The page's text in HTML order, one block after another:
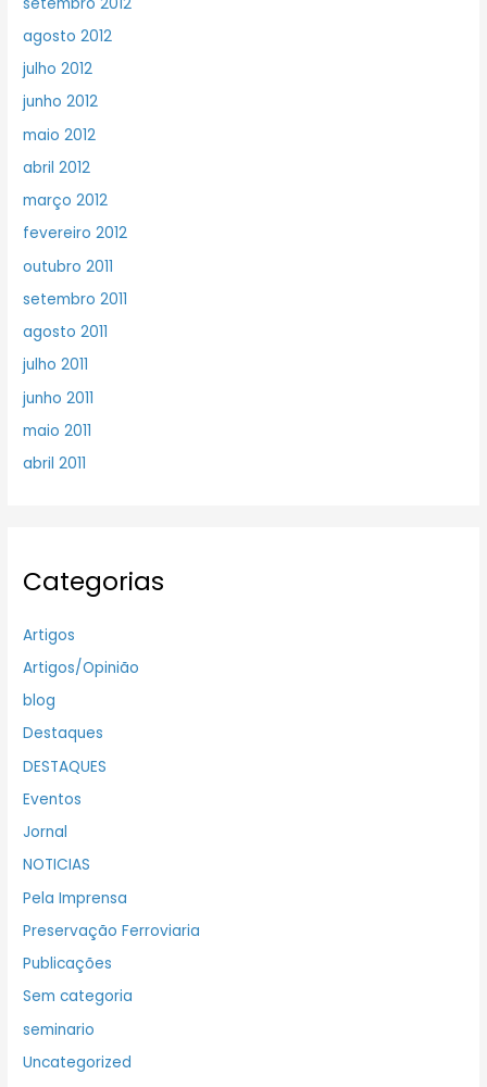
agosto 2012
julho 2012
junho 2012
maio 2012
abril 2012
março 2012
fevereiro 2012
outubro 2011
setembro 2011
agosto 2011
julho 2011
junho 2011
maio 2011
abril 2011
Categorias
Artigos
Artigos/Opinião
blog
Destaques
DESTAQUES
Eventos
Jornal
NOTICIAS
Pela Imprensa
Preservação Ferroviaria
Publicações
Sem categoria
seminario
Uncategorized